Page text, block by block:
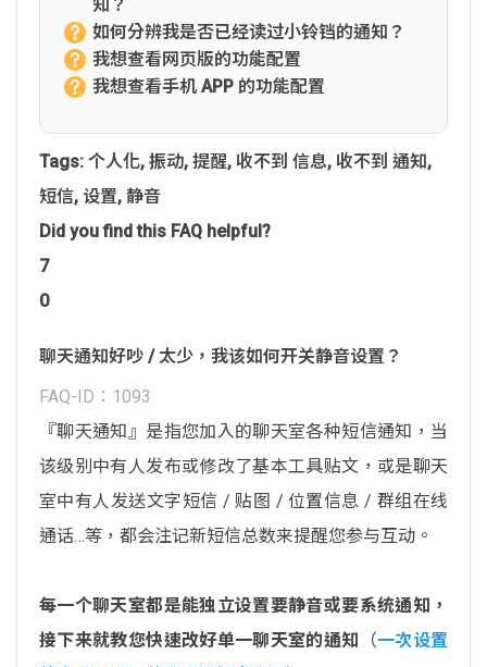
知？
如何分辨我是否已经读过小铃铛的通知？
我想查看网页版的功能配置
我想查看手机 APP 的功能配置
Tags: 个人化, 振动, 提醒, 收不到 信息, 收不到 通知,
短信, 设置, 静音
Did you find this FAQ helpful?
7
0
聊天通知好吵 / 太少，我该如何开关静音设置？
FAQ-ID：1093
『聊天通知』是指您加入的聊天室各种短信通知，当
该级别中有人发布或修改了基本工具贴文，或是聊天
室中有人发送文字短信 / 贴图 / 位置信息 / 群组在线
通话…等，都会注记新短信总数来提醒您参与互动。
每一个聊天室都是能独立设置要静音或要系统通知，
接下来就教您快速改好单一聊天室的通知 （一次设置